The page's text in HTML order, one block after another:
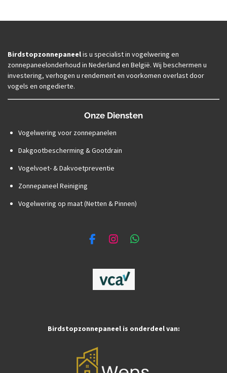
Birdstopzonnepaneelis u specialist in vogelwering en
zonnepaneelonderhoud in Nederland en België. Wij beschermen u
investering, verhogen u rendement en voorkomen overlast door
vogels en ongedierte.
Onze Diensten
Vogelwering voor zonnepanelen
Dakgootbescherming & Gootdrain
Vogelvoet- & Dakvoetpreventie
Zonnepaneel Reiniging
Vogelwering op maat (Netten & Pinnen)
F
e
o
I
t
a
g
W
t
A
Birdstopzonnepaneel is onderdeel van: